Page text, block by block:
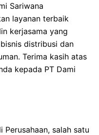
Sariwana
layanan terbaik
kerjasama yang
distribusi dan
Terima kasih atas
kepada PT Dami
Perusahaan, salah satu